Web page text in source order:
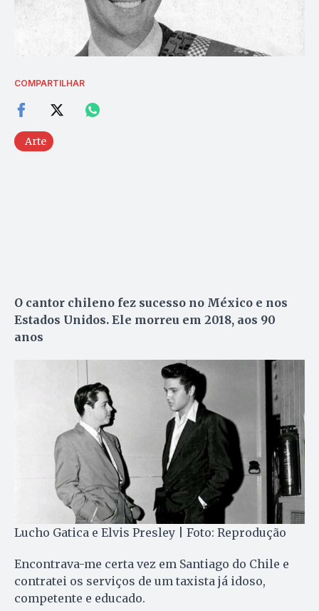
COMPARTILHAR
Arte
O cantor chileno fez sucesso no México e nos
Estados Unidos. Ele morreu em 2018, aos 90
anos
Lucho Gatica e Elvis Presley | Foto: Reprodução
Encontrava-me certa vez em Santiago do Chile e
contratei os serviços de um taxista já idoso,
competente e educado.